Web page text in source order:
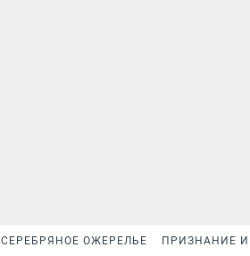
СЕРЕБРЯНОЕ ОЖЕРЕЛЬЕ ПРИЗНАНИЕ